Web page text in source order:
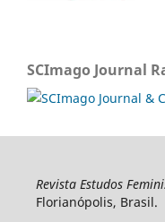
SCImago Journal
Revista Estudos
Florianópolis, Brasil.